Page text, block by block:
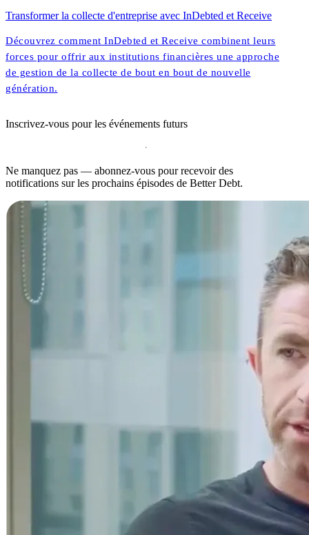
Transformer la collecte d'entreprise avec InDebted et Receive
Découvrez comment InDebted et Receive combinent leurs
forces pour offrir aux institutions financières une approche
de gestion de la collecte de bout en bout de nouvelle
génération.
Inscrivez-vous pour les événements futurs
Ne manquez pas — abonnez-vous pour recevoir des
notifications sur les prochains épisodes de Better Debt.